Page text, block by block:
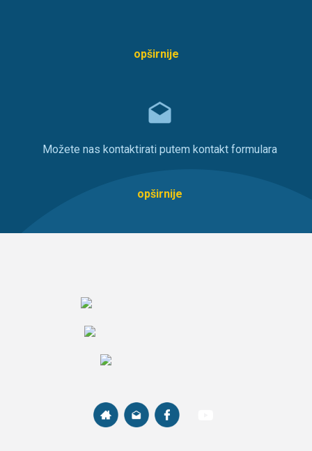
opširnije
Možete nas kontaktirati putem kontakt formulara
opširnije